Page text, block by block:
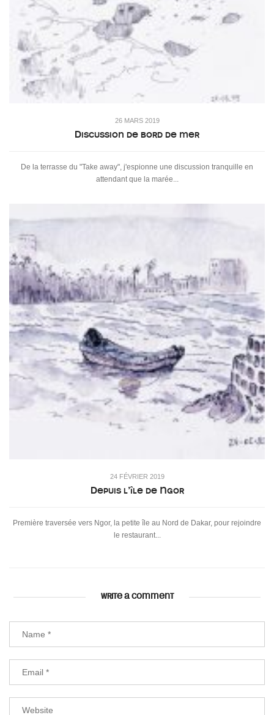
26 MARS 2019
Discussion de bord de mer
De la terrasse du "Take away", j'espionne une discussion tranquille en
attendant que la marée...
24 FÉVRIER 2019
Depuis l’île de Ngor
Première traversée vers Ngor, la petite île au Nord de Dakar, pour rejoindre
le restaurant...
WRITE A COMMENT